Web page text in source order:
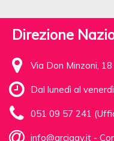
Direzione
Via Don Minzoni,
Dal lunedì al
051 09 57 241
info@arcigay.it -